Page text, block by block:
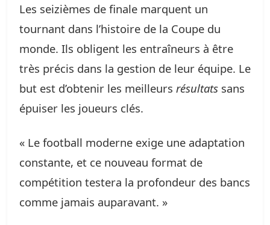
Les seizièmes de finale marquent un
tournant dans l’histoire de la Coupe du
monde. Ils obligent les entraîneurs à être
très précis dans la gestion de leur équipe. Le
but est d’obtenir les meilleurs résultats sans
épuiser les joueurs clés.
« Le football moderne exige une adaptation
constante, et ce nouveau format de
compétition testera la profondeur des bancs
comme jamais auparavant. »